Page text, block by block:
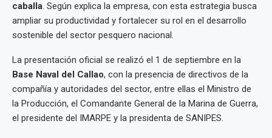
caballa. Según explica la empresa, con esta estrategia busca
ampliar su productividad y fortalecer su rol en el desarrollo
sostenible del sector pesquero nacional.
La presentación oficial se realizó el 1 de septiembre en la
Base Naval del Callao, con la presencia de directivos de la
compañía y autoridades del sector, entre ellas el Ministro de
la Producción, el Comandante General de la Marina de Guerra,
el presidente del IMARPE y la presidenta de SANIPES.